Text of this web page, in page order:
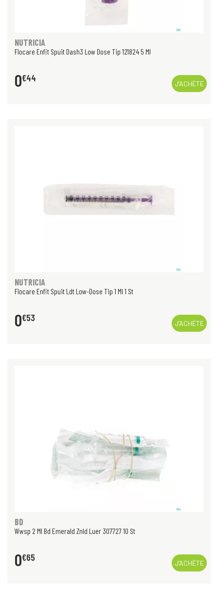
NUTRICIA
Flocare Enfit Spuit Dash3 Low Dose Tip 121824 5 Ml
0€44
J’ACHÈTE
NUTRICIA
Flocare Enfit Spuit Ldt Low-Dose Tip 1 Ml 1 St
0€53
J’ACHÈTE
BD
Wwsp 2 Ml Bd Emerald Znld Luer 307727 10 St
0€65
J’ACHÈTE